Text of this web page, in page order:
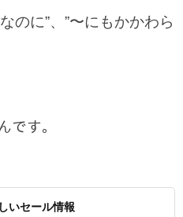
なのに”、”〜にもかかわら
です。
いセール情報